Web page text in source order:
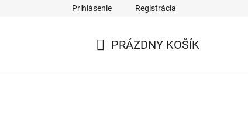
Prihlásenie Registrácia
PRÁZDNY KOŠÍK